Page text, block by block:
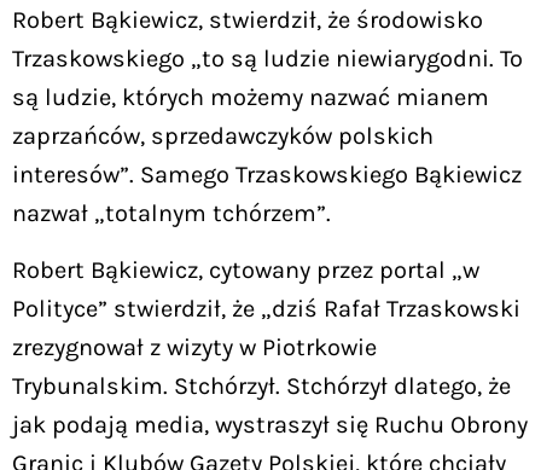
Robert Bąkiewicz, stwierdził, że środowisko
Trzaskowskiego „to są ludzie niewiarygodni. To
są ludzie, których możemy nazwać mianem
zaprzańców, sprzedawczyków polskich
interesów”. Samego Trzaskowskiego Bąkiewicz
nazwał „totalnym tchórzem”.
Robert Bąkiewicz, cytowany przez portal „w
Polityce” stwierdził, że „dziś Rafał Trzaskowski
zrezygnował z wizyty w Piotrkowie
Trybunalskim. Stchórzył. Stchórzył dlatego, że
jak podają media, wystraszył się Ruchu Obrony
Granic i Klubów Gazety Polskiej, które chciały